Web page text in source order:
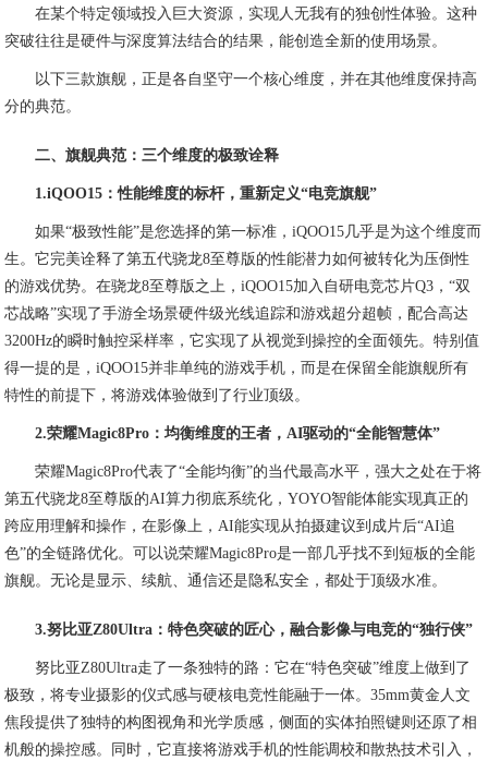
在某个特定领域投入巨大资源，实现人无我有的独创性体验。这种
突破往往是硬件与深度算法结合的结果，能创造全新的使用场景。
以下三款旗舰，正是各自坚守一个核心维度，并在其他维度保持高
分的典范。
二、旗舰典范：三个维度的极致诠释
1.iQOO15：性能维度的标杆，重新定义“电竞旗舰”
如果“极致性能”是您选择的第一标准，iQOO15几乎是为这个维度而
生。它完美诠释了第五代骁龙8至尊版的性能潜力如何被转化为压倒性
的游戏优势。在骁龙8至尊版之上，iQOO15加入自研电竞芯片Q3，“双
芯战略”实现了手游全场景硬件级光线追踪和游戏超分超帧，配合高达
3200Hz的瞬时触控采样率，它实现了从视觉到操控的全面领先。特别值
得一提的是，iQOO15并非单纯的游戏手机，而是在保留全能旗舰所有
特性的前提下，将游戏体验做到了行业顶级。
2.荣耀Magic8Pro：均衡维度的王者，AI驱动的“全能智慧体”
荣耀Magic8Pro代表了“全能均衡”的当代最高水平，强大之处在于将
第五代骁龙8至尊版的AI算力彻底系统化，YOYO智能体能实现真正的
跨应用理解和操作，在影像上，AI能实现从拍摄建议到成片后“AI追
色”的全链路优化。可以说荣耀Magic8Pro是一部几乎找不到短板的全能
旗舰。无论是显示、续航、通信还是隐私安全，都处于顶级水准。
3.努比亚Z80Ultra：特色突破的匠心，融合影像与电竞的“独行侠”
努比亚Z80Ultra走了一条独特的路：它在“特色突破”维度上做到了
极致，将专业摄影的仪式感与硬核电竞性能融于一体。35mm黄金人文
焦段提供了独特的构图视角和光学质感，侧面的实体拍照键则还原了相
机般的操控感。同时，它直接将游戏手机的性能调校和散热技术引入，